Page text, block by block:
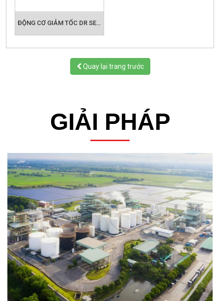
ĐỘNG CƠ GIẢM TỐC DR SERIES - DONLY
Quay lại trang trước
GIẢI PHÁP